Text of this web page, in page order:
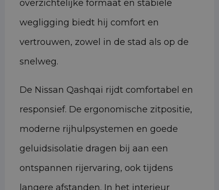
overzichtelijke formaat en stabiele
wegligging biedt hij comfort en
vertrouwen, zowel in de stad als op de
snelweg.
De Nissan Qashqai rijdt comfortabel en
responsief. De ergonomische zitpositie,
moderne rijhulpsystemen en goede
geluidsisolatie dragen bij aan een
ontspannen rijervaring, ook tijdens
langere afstanden. In het interieur